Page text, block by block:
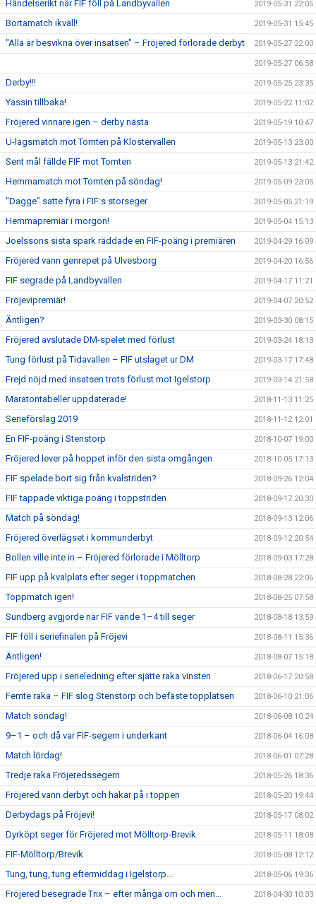
Händelserikt när FIF föll på Landbyvallen 2019-05-31 22:05
Bortamatch ikväll! 2019-05-31 15:45
"Alla är besvikna över insatsen" – Fröjered förlorade derbyt 2019-05-27 22:00
2019-05-27 06:58
Derby!!! 2019-05-25 23:35
Yassin tillbaka! 2019-05-22 11:02
Fröjered vinnare igen – derby nästa 2019-05-19 10:47
U-lagsmatch mot Tomten på Klostervallen 2019-05-13 23:00
Sent mål fällde FIF mot Tomten 2019-05-13 21:42
Hemmamatch mot Tomten på söndag! 2019-05-09 23:05
"Dagge" satte fyra i FIF:s storseger 2019-05-05 21:19
Hemmapremiär i morgon! 2019-05-04 15:13
Joelssons sista spark räddade en FIF-poäng i premiären 2019-04-29 16:09
Fröjered vann genrepet på Ulvesborg 2019-04-20 16:56
FIF segrade på Landbyvallen 2019-04-17 11:21
Fröjevipremiär! 2019-04-07 20:52
Äntligen? 2019-03-30 08:15
Fröjered avslutade DM-spelet med förlust 2019-03-24 18:13
Tung förlust på Tidavallen – FIF utslaget ur DM 2019-03-17 17:48
Frejd nöjd med insatsen trots förlust mot Igelstorp 2019-03-14 21:58
Maratontabeller uppdaterade! 2018-11-13 11:25
Serieförslag 2019 2018-11-12 12:01
En FIF-poäng i Stenstorp 2018-10-07 19:00
Fröjered lever på hoppet inför den sista omgången 2018-10-05 17:13
FIF spelade bort sig från kvalstriden? 2018-09-26 12:04
FIF tappade viktiga poäng i toppstriden 2018-09-17 20:30
Match på söndag! 2018-09-13 12:06
Fröjered överlägset i kommunderbyt 2018-09-12 20:54
Bollen ville inte in – Fröjered förlorade i Mölltorp 2018-09-03 17:28
FIF upp på kvalplats efter seger i toppmatchen 2018-08-28 22:06
Toppmatch igen! 2018-08-25 07:58
Sundberg avgjorde när FIF vände 1–4 till seger 2018-08-18 13:59
FIF föll i seriefinalen på Fröjevi 2018-08-11 15:36
Äntligen! 2018-08-07 15:18
Fröjered upp i serieledning efter sjätte raka vinsten 2018-06-17 20:58
Femte raka – FIF slog Stenstorp och befäste topplatsen 2018-06-10 21:06
Match söndag! 2018-06-08 10:24
9–1 – och då var FIF-segern i underkant 2018-06-04 16:08
Match lördag! 2018-06-01 07:28
Tredje raka Fröjeredssegern 2018-05-26 18:36
Fröjered vann derbyt och hakar på i toppen 2018-05-20 19:44
Derbydags på Fröjevi! 2018-05-17 08:02
Dyrköpt seger för Fröjered mot Mölltorp-Brevik 2018-05-11 18:08
FIF-Mölltorp/Brevik 2018-05-08 12:12
Tung, tung, tung eftermiddag i Igelstorp... 2018-05-06 19:36
Fröjered besegrade Trix – efter många om och men... 2018-04-30 10:33